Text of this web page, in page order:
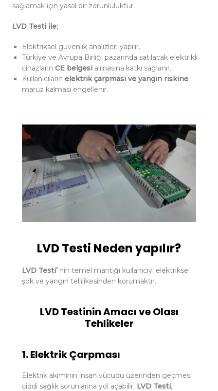
sağlamak için yasal bir zorunluluktur.
LVD Testi ile;
Elektriksel güvenlik analizleri yapılır.
Türkiye ve Avrupa Birliği pazarında satılacak elektrikli
cihazların CE belgesi almasına katkı sağlanır.
Kullanıcıların elektrik çarpması ve yangın riskine
maruz kalması engellenir.
LVD Testi Neden yapılır?
LVD Testi’ nin temel mantığı kullanıcıyı elektriksel
şok ve yangın tehlikesinden korumaktır.
LVD Testinin Amacı ve Olası
Tehlikeler
1. Elektrik Çarpması
Elektrik akımının insan vücudu üzerinden geçmesi
ciddi sağlık sorunlarına yol açabilir. LVD Testi,